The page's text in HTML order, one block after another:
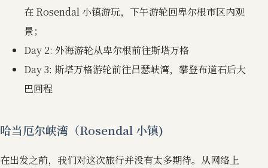
在 Rosendal 小镇游玩，下午游轮回卑尔根市区内观
景；
Day 2: 外海游轮从卑尔根前往斯塔万格
Day 3: 斯塔万格游轮前往吕瑟峡湾，攀登布道石后大
巴回程
哈当厄尔峡湾（Rosendal 小镇)
在出发之前，我们对这次旅行并没有太多期待。从网络上